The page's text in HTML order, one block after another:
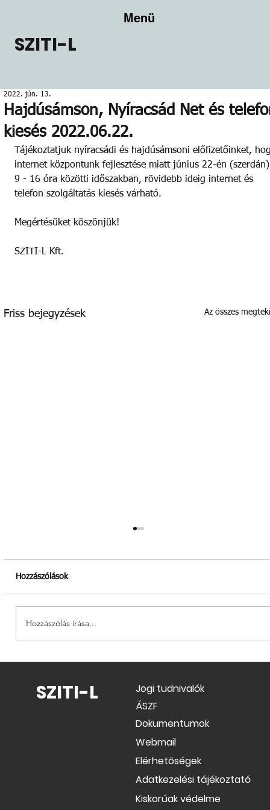
SZITI-L
Menü
Hajdúsámson, Nyíracsád Net és
kiesés 2022.06.22.
2022. jún. 13.
Tájékoztatjuk nyíracsádi és hajdúsámsoni előfizetőinket,
internet központunk fejlesztése miatt június 22-én
9 - 16 óra közötti időszakban, rövidebb ideig internet és
telefon szolgáltatás kiesés várható.
Megértésüket köszönjük!
SZITI-L Kft.
Friss bejegyzések Az összes
ÁSZF módosulás 2026.04.01-től
Hozzászólások
Hozzászólás írása...
SZITI-L
Dokumentumok
ÁSZF
Webmail
Elérhetőségek
Jogi tudnivalók
Adatkezelési tájékoztató
Kiskorúak védelme